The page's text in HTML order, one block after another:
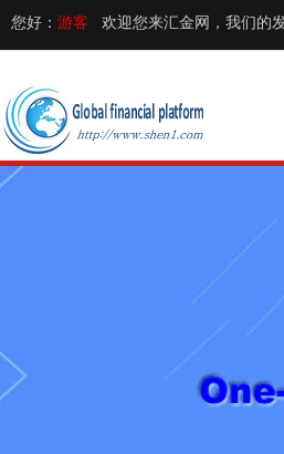
您好： 游客 欢迎您来汇金网，我们的